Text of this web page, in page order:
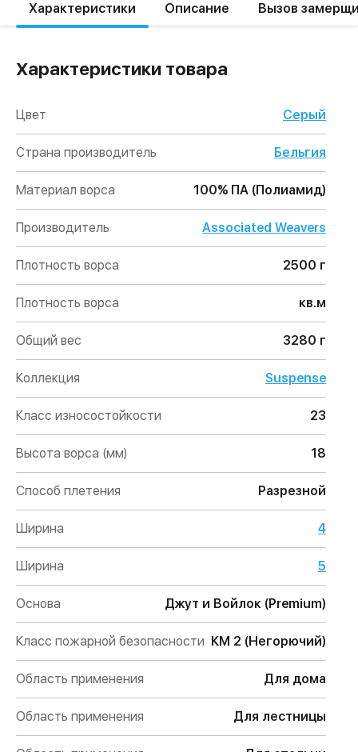
Характеристики Описание Вызов
Характеристики товара
Цвет Серый
Страна производитель Бельгия
Материал ворса 100% ПА (Полиамид)
Производитель Associated Weavers
Плотность ворса 2500 г
Плотность ворса кв.м
Общий вес 3280 г
Коллекция Suspense
Класс износостойкости 23
Высота ворса (мм) 18
Способ плетения Разрезной
Ширина 4
Ширина 5
Основа Джут и Войлок (Premium)
Класс пожарной безопасности КМ 2 (Негорючий)
Область применения Для дома
Область применения Для лестницы